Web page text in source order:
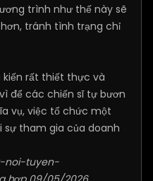
trình như thế này sẽ
tránh tình trạng chỉ
rất thiết thực và
để các chiến sĩ tự bươn
vụ, việc tổ chức một
sự tham gia của doanh
noi-tuyen-